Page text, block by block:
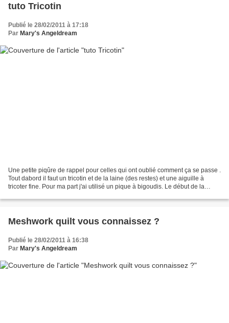
tuto Tricotin
Publié le 28/02/2011 à 17:18
Par Mary's Angeldream
Une petite piqûre de rappel pour celles qui ont oublié comment ça se passe .
Tout dabord il faut un tricotin et de la laine (des restes) et une aiguille à
tricoter fine. Pour ma part j'ai utilisé un pique à bigoudis. Le début de la
Meshwork quilt vous connaissez ?
Publié le 28/02/2011 à 16:38
Par Mary's Angeldream